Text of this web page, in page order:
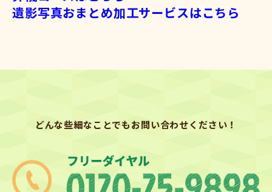
遺影写真おまとめ加工サービスはこちら
どんな些細なことでもお問い合わせください！